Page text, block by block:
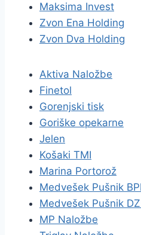
Maksima Invest
Zvon Ena Holding
Zvon Dva Holding
Aktiva Naložbe
Finetol
Gorenjski tisk
Goriške opekarne
Jelen
Košaki TMI
Marina Portorož
Medvešek Pušnik
Medvešek Pušnik
MP Naložbe